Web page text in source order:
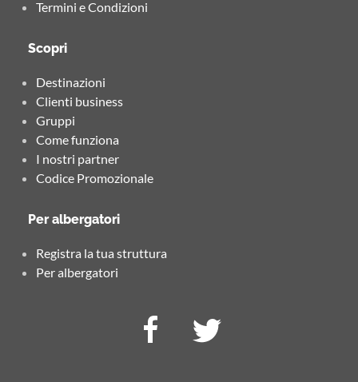
Termini e Condizioni
Scopri
Destinazioni
Clienti business
Gruppi
Come funziona
I nostri partner
Codice Promozionale
Per albergatori
Registra la tua struttura
Per albergatori